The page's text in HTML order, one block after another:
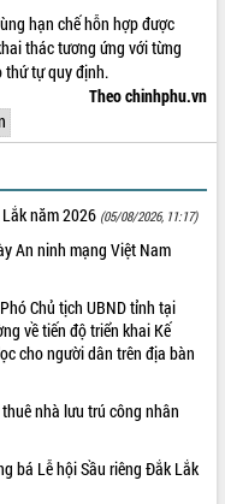
hạn chế hỗn hợp được
thác tương ứng với từng
thứ tự quy định.
Theo chinhphu.vn
năm 2026 (05/08/2026, 11:17)
An ninh mạng Việt Nam
Chủ tịch UBND tỉnh tại
về tiến độ triển khai Kế
cho người dân trên địa bàn
nhà lưu trú công nhân
bá Lễ hội Sầu riêng Đắk Lắk